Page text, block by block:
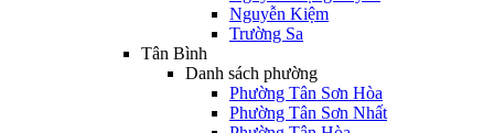
Nguyễn Kiệm
Trường Sa
Tân Bình
Danh sách phường
Phường Tân Sơn Hòa
Phường Tân Sơn Nhất